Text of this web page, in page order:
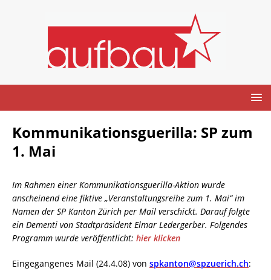
Kommunikationsguerilla: SP zum
1. Mai
Im Rahmen einer Kommunikationsguerilla-Aktion wurde
anscheinend eine fiktive „Veranstaltungsreihe zum 1. Mai“ im
Namen der SP Kanton Zürich per Mail verschickt. Darauf folgte
ein Dementi von Stadtpräsident Elmar Ledergerber. Folgendes
Programm wurde veröffentlicht: hier klicken
Eingegangenes Mail (24.4.08) von spkanton@spzuerich.ch: